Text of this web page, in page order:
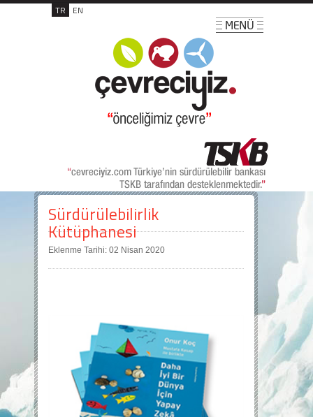
TR EN
Sürdürülebilirlik
Kütüphanesi
Eklenme Tarihi: 02 Nisan 2020